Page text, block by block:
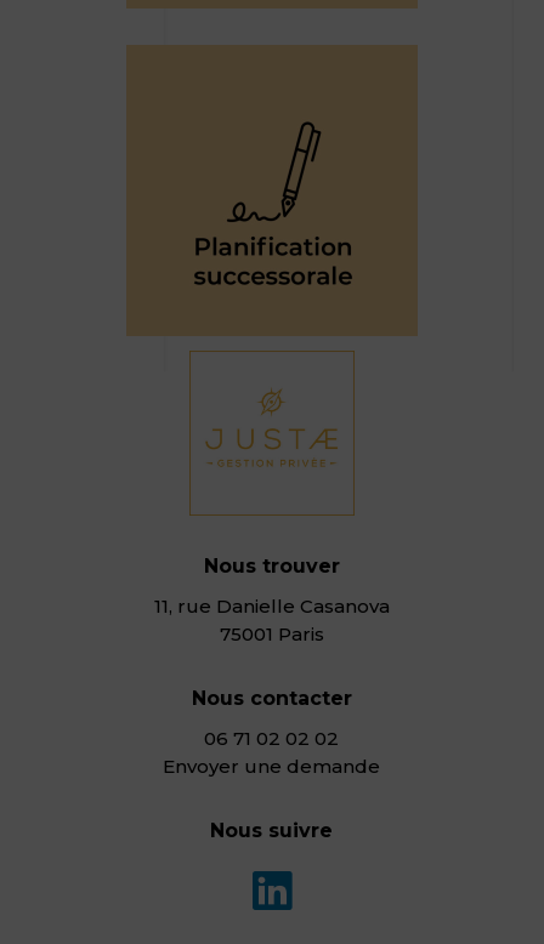
Nous trouver
11, rue Danielle Casanova
75001 Paris
Nous contacter
06 71 02 02 02
Envoyer une demande
Nous suivre
